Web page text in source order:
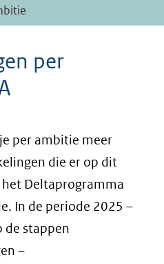
per
per ambitie meer
die er op dit
Deltaprogramma
In de periode 2025 –
de stappen
–